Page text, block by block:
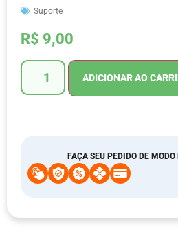
Suporte
R$ 9,00
ADICIONAR AO
FAÇA SEU PEDIDO DE